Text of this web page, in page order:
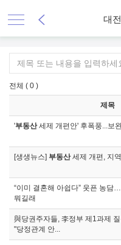
대
전체 ( 0 )
제목
'부동산세제 개편안' 후폭풍...보
[생생뉴스] 부동산세제 개편, 지
“이미 결혼해 아쉽다” 웃픈 농담
뭐길래
與당권주자들, 李정부 제1과제
"당정관계 안...